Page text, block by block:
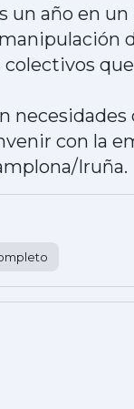
un año en
necesidades
con la
Iruña.